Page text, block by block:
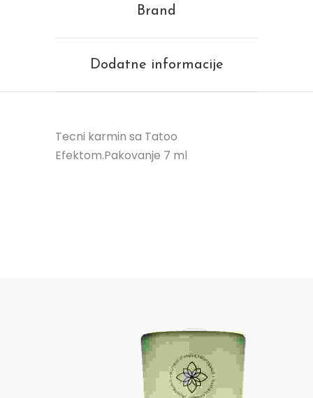
Brand
Dodatne informacije
Tecni karmin sa Tatoo
Efektom.Pakovanje 7 ml